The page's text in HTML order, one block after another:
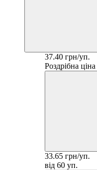
37.40 грн/уп.
Роздрібна ціна
33.65 грн/уп.
від 60 уп.